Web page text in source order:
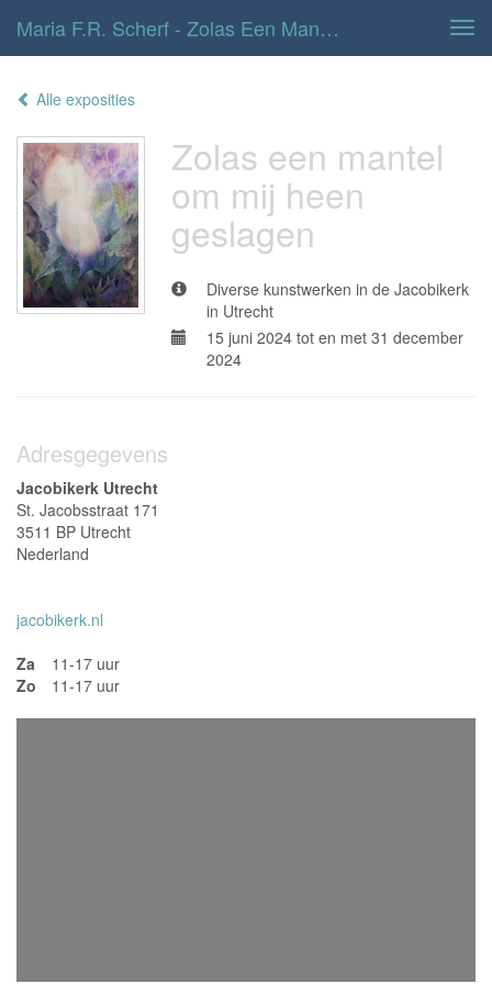
Maria F.r. Scherf - Zolas Een Mantel Om Mij Heen Geslagen
Alle exposities
Zolas een mantel
om mij heen
geslagen
Diverse kunstwerken in de Jacobikerk
in Utrecht
15 juni 2024 tot en met 31 december
2024
Adresgegevens
Jacobikerk Utrecht
St. Jacobsstraat 171
3511 BP Utrecht
Nederland
jacobikerk.nl
Za
11-17 uur
Zo
11-17 uur